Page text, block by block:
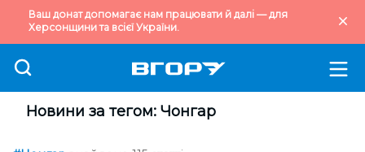
Ваш донат допомагає нам працювати й далі — для
Херсонщини та всієї України.
Новини за тегом: Чонгар